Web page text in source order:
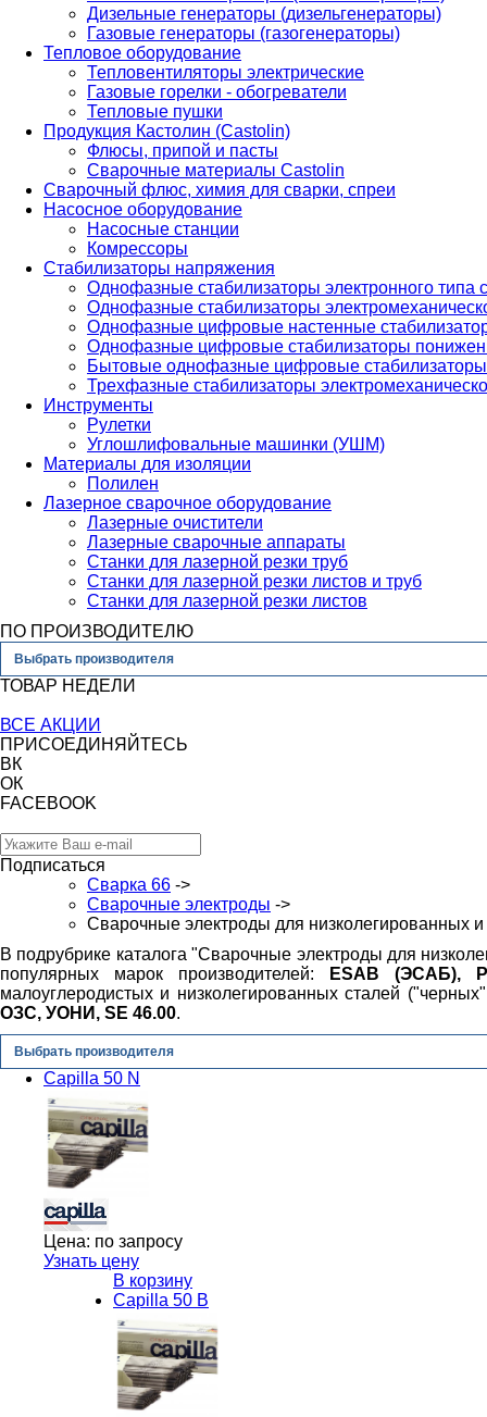
Дизельные генераторы (дизельгенераторы)
Газовые генераторы (газогенераторы)
Тепловое оборудование
Тепловентиляторы электрические
Газовые горелки - обогреватели
Тепловые пушки
Продукция Кастолин (Castolin)
Флюсы, припой и пасты
Сварочные материалы Castolin
Сварочный флюс, химия для сварки, спреи
Насосное оборудование
Насосные станции
Комрессоры
Стабилизаторы напряжения
Однофазные стабилизаторы электронного
Однофазные стабилизаторы
Однофазные цифровые настенные
Однофазные цифровые стабилизаторы
Бытовые однофазные цифровые стабилизаторы
Трехфазные стабилизаторы
Инструменты
Рулетки
Углошлифовальные машинки (УШМ)
Материалы для изоляции
Полилен
Лазерное сварочное оборудование
Лазерные очистители
Лазерные сварочные аппараты
Станки для лазерной резки труб
Станки для лазерной резки листов и труб
Станки для лазерной резки листов
ПО ПРОИЗВОДИТЕЛЮ
Выбрать производителя
ТОВАР НЕДЕЛИ
ВСЕ АКЦИИ
ПРИСОЕДИНЯЙТЕСЬ
ВК
ОК
FACEBOOK
Подписаться
Сварка 66 ->
Сварочные электроды ->
Сварочные электроды для низколегированных и
В подрубрике каталога "Сварочные электроды для
популярных марок производителей:
ESAB (ЭСАБ),
малоуглеродистых и низколегированных сталей
ОЗС, УОНИ, SE 46.00.
Выбрать производителя
Capilla 50 N
Цена: по запросу
Узнать цену
В корзину
Capilla 50 B